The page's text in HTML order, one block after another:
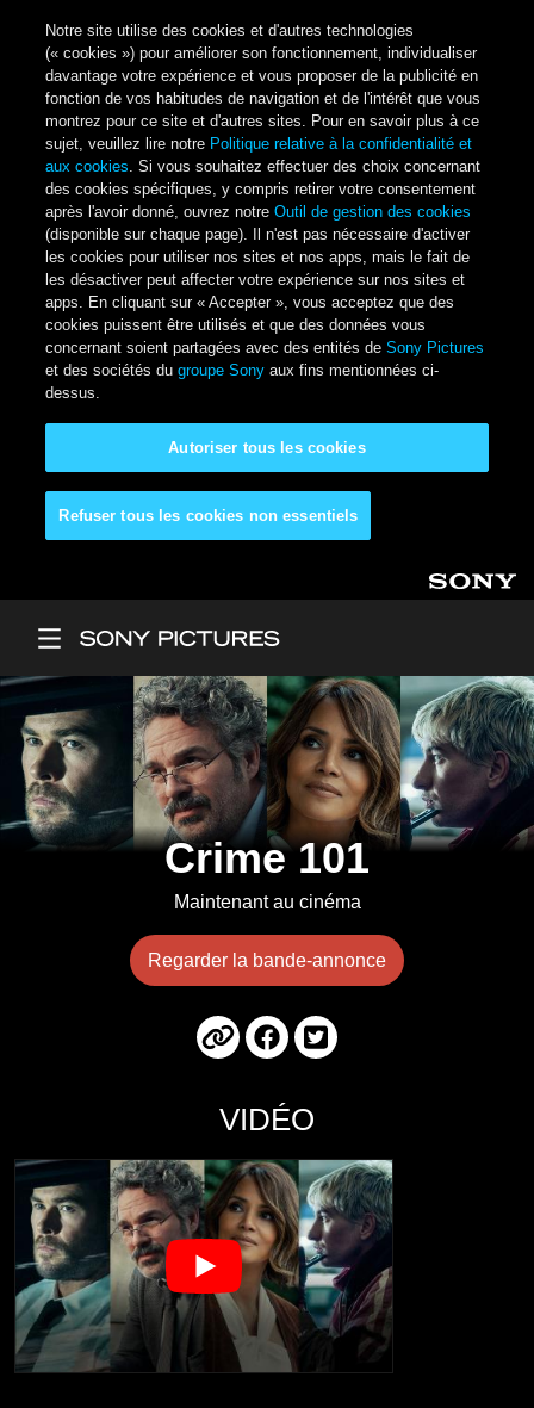
Notre site utilise des cookies et d'autres technologies
(« cookies ») pour améliorer son fonctionnement, individualiser
davantage votre expérience et vous proposer de la publicité en
fonction de vos habitudes de navigation et de l'intérêt que vous
montrez pour ce site et d'autres sites. Pour en savoir plus à ce
sujet, veuillez lire notre Politique relative à la confidentialité et
aux cookies. Si vous souhaitez effectuer des choix concernant
des cookies spécifiques, y compris retirer votre consentement
après l'avoir donné, ouvrez notreOutil de gestion des cookies
(disponible sur chaque page). Il n'est pas nécessaire d'activer
les cookies pour utiliser nos sites et nos apps, mais le fait de
les désactiver peut affecter votre expérience sur nos sites et
apps. En cliquant sur « Accepter », vous acceptez que des
cookies puissent être utilisés et que des données vous
concernant soient partagées avec des entités deSony Pictures
et des sociétés dugroupe Sony aux fins mentionnées ci-
dessus.
Refuser tous les cookies non essentiels
Autoriser tous les cookies
Crime 101
Maintenant au cinéma
Regarder la bande-annonce
VIDÉO